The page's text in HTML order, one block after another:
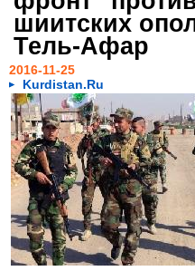
шиитских
Тель-Афар
2016-11-25
Kurdistan.Ru